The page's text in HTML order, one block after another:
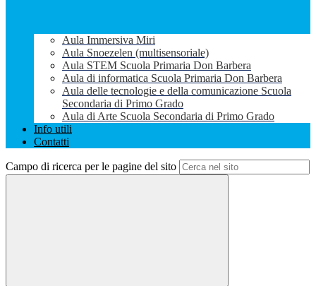
Aula Immersiva Miri
Aula Snoezelen (multisensoriale)
Aula STEM Scuola Primaria Don Barbera
Aula di informatica Scuola Primaria Don Barbera
Aula delle tecnologie e della comunicazione Scuola
Secondaria di Primo Grado
Aula di Arte Scuola Secondaria di Primo Grado
Info utili
Contatti
Campo di ricerca per le pagine del sito